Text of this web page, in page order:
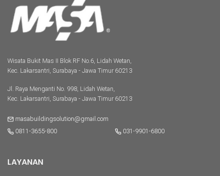
Wisata Bukit Mas II Blok RF No.6, Lidah Wetan,
Kec. Lakarsantri, Surabaya - Jawa Timur 60213
Jl. Raya Menganti No. 998, Lidah Wetan,
Kec. Lakarsantri, Surabaya - Jawa Timur 60213
masabuildingsolution@gmail.com
0811-3655-800
031-9901-6800
LAYANAN